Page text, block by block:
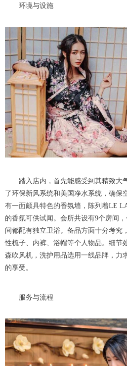
环境与设施
踏入店内，首先能感受到其精致大
了环保新风系统和美国净水系统，确保
有一面颇具特色的香氛墙，陈列着LE
的香氛可供试闻。会所共设有9个房间
间都配有独立卫浴。备品方面十分考究
性梳子、内裤、浴帽等个人物品。细节
森吹风机，洗护用品选用一线品牌，力
的享受。
服务与流程